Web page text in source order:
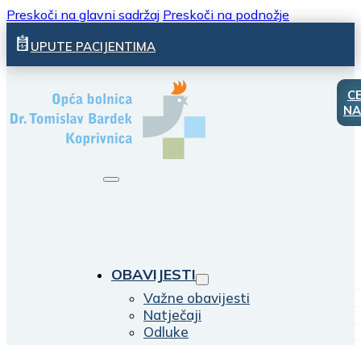
Preskoči na glavni sadržaj Preskoči na podnožje
UPUTE PACIJENTIMA
OBAVIJESTI
Važne obavijesti
Natječaji
Odluke